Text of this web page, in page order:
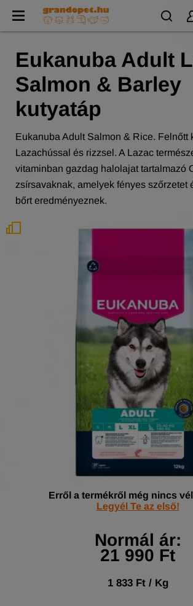
Eukanuba Adult
Salmon & Barley
kutyatáp
Eukanuba Adult Salmon & Rice. Felnőtt
Lazachússal és rizzsel. A Lazac
vitaminban gazdag halolajat tartalmazó
zsírsavaknak, amelyek fényes szőrzetet
bőrt eredményeznek.
Erről a termékről még nincs
Legyél Te az első!
Normál ár:
21 990 Ft
1 833 Ft / Kg